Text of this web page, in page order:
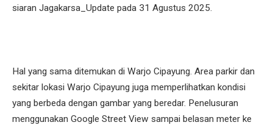
siaran Jagakarsa_Update pada 31 Agustus 2025.
Hal yang sama ditemukan di Warjo Cipayung. Area parkir dan
sekitar lokasi Warjo Cipayung juga memperlihatkan kondisi
yang berbeda dengan gambar yang beredar. Penelusuran
menggunakan Google Street View sampai belasan meter ke